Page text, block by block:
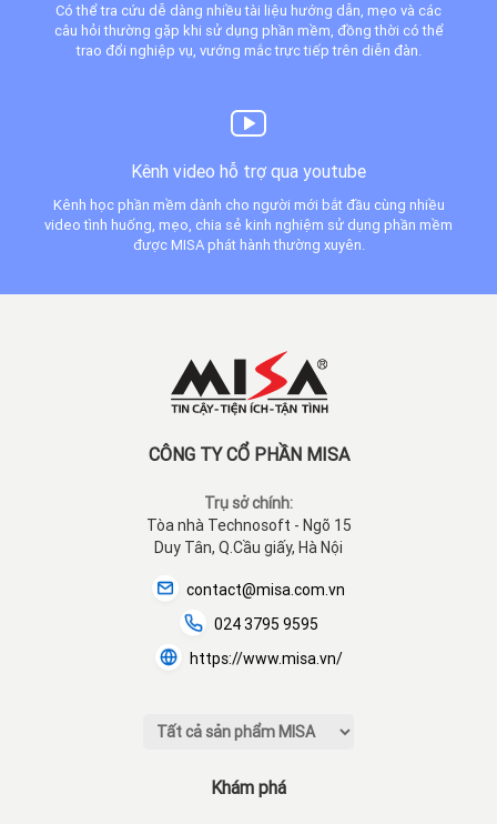
Có thể tra cứu dễ dàng nhiều tài liệu hướng dẫn, mẹo và các
câu hỏi thường gặp khi sử dụng phần mềm, đồng thời có thể
trao đổi nghiệp vụ, vướng mắc trực tiếp trên diễn đàn.
Kênh video hỗ trợ qua youtube
Kênh học phần mềm dành cho người mới bắt đầu cùng nhiều
video tình huống, mẹo, chia sẻ kinh nghiệm sử dụng phần mềm
được MISA phát hành thường xuyên.
CÔNG TY CỔ PHẦN MISA
Trụ sở chính:
Tòa nhà Technosoft - Ngõ 15
Duy Tân, Q.Cầu giấy, Hà Nội
contact@misa.com.vn
024 3795 9595
https://www.misa.vn/
Khám phá